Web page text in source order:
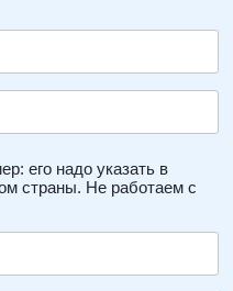
его надо указать в
страны. Не работаем с